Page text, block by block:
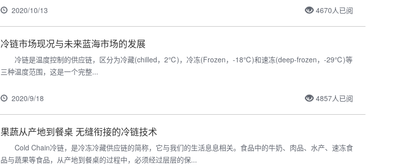
2020/10/13 4670人已阅
冷链市场现况与未来蓝海市场的发展
冷链是温度控制的供应链，区分为冷藏(chilled，2℃)，冷冻(Frozen，-18℃)和速冻(deep-frozen，-29℃)等
三种温度范围，这是一个完整...
2020/9/18 4857人已阅
果蔬从产地到餐桌 无缝衔接的冷链技术
Cold Chain冷链，是冷冻冷藏供应链的简称，它与我们的生活息息相关。食品中的牛奶、肉品、水产、速冻食
品与蔬果等食品，从产地到餐桌的过程中，必须经过层层的保...